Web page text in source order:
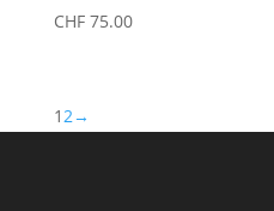
CHF75.00
12→